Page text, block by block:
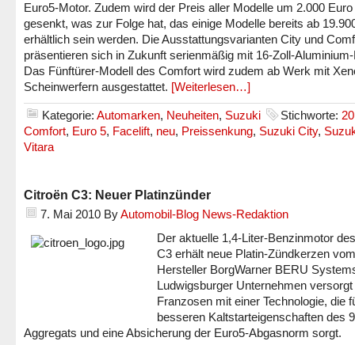
Euro5-Motor. Zudem wird der Preis aller Modelle um 2.000 Euro
gesenkt, was zur Folge hat, das einige Modelle bereits ab
erhältlich sein werden. Die Ausstattungsvarianten City und
präsentieren sich in Zukunft serienmäßig mit 16-Zoll-
Das Fünftürer-Modell des Comfort wird zudem ab Werk mit
Scheinwerfern ausgestattet. [Weiterlesen…]
Kategorie: Automarken, Neuheiten, Suzuki Stichworte:
Comfort, Euro 5, Facelift, neu, Preissenkung, Suzuki City,
Vitara
Citroën C3: Neuer Platinzünder
7. Mai 2010 ByAutomobil-Blog News-Redaktion
Der aktuelle 1,4-Liter-Benzinmotor
C3 erhält neue Platin-Zündkerzen vom
Hersteller BorgWarner BERU
Ludwigsburger Unternehmen versorgt
Franzosen mit einer Technologie, die
besseren Kaltstarteigenschaften des
Aggregats und eine Absicherung der Euro5-Abgasnorm sorgt.